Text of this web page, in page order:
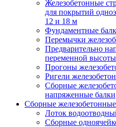
Железобетонные
для покрытий
12 и 18 м
Фундаментные
Перемычки
Предварительно
переменной
Прогоны
Ригели
Сборные
напряженные балки
Сборные
Лоток
Сборные